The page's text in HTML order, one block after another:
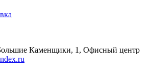
Каменщики, 1, Офисный центр